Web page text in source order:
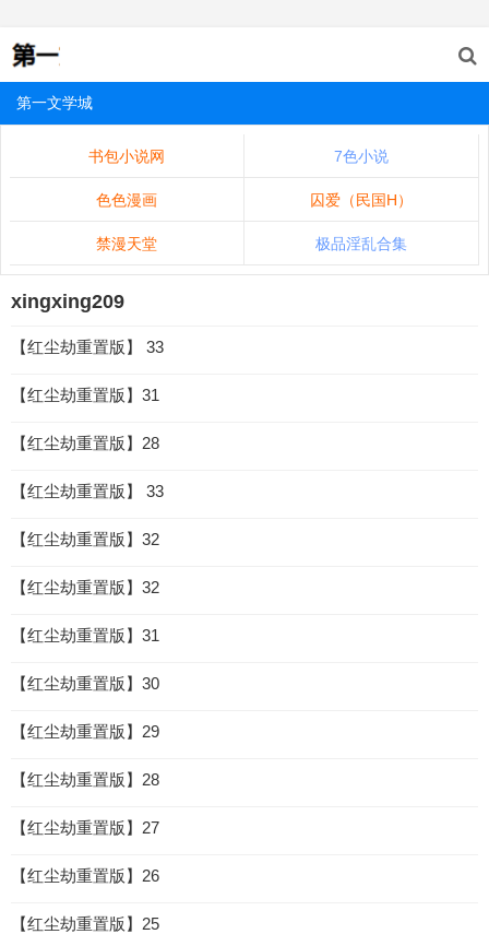
第一文学城
书包小说网 7色小说
色色漫画 囚爱（民国H）
禁漫天堂 极品淫乱合集
xingxing209
【红尘劫重置版】 33
【红尘劫重置版】31
【红尘劫重置版】28
【红尘劫重置版】 33
【红尘劫重置版】32
【红尘劫重置版】32
【红尘劫重置版】31
【红尘劫重置版】30
【红尘劫重置版】29
【红尘劫重置版】28
【红尘劫重置版】27
【红尘劫重置版】26
【红尘劫重置版】25